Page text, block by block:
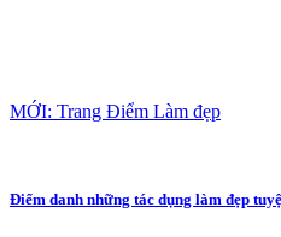
MỚI: Trang Điểm Làm đẹp
Điểm danh những tác dụng làm đẹp